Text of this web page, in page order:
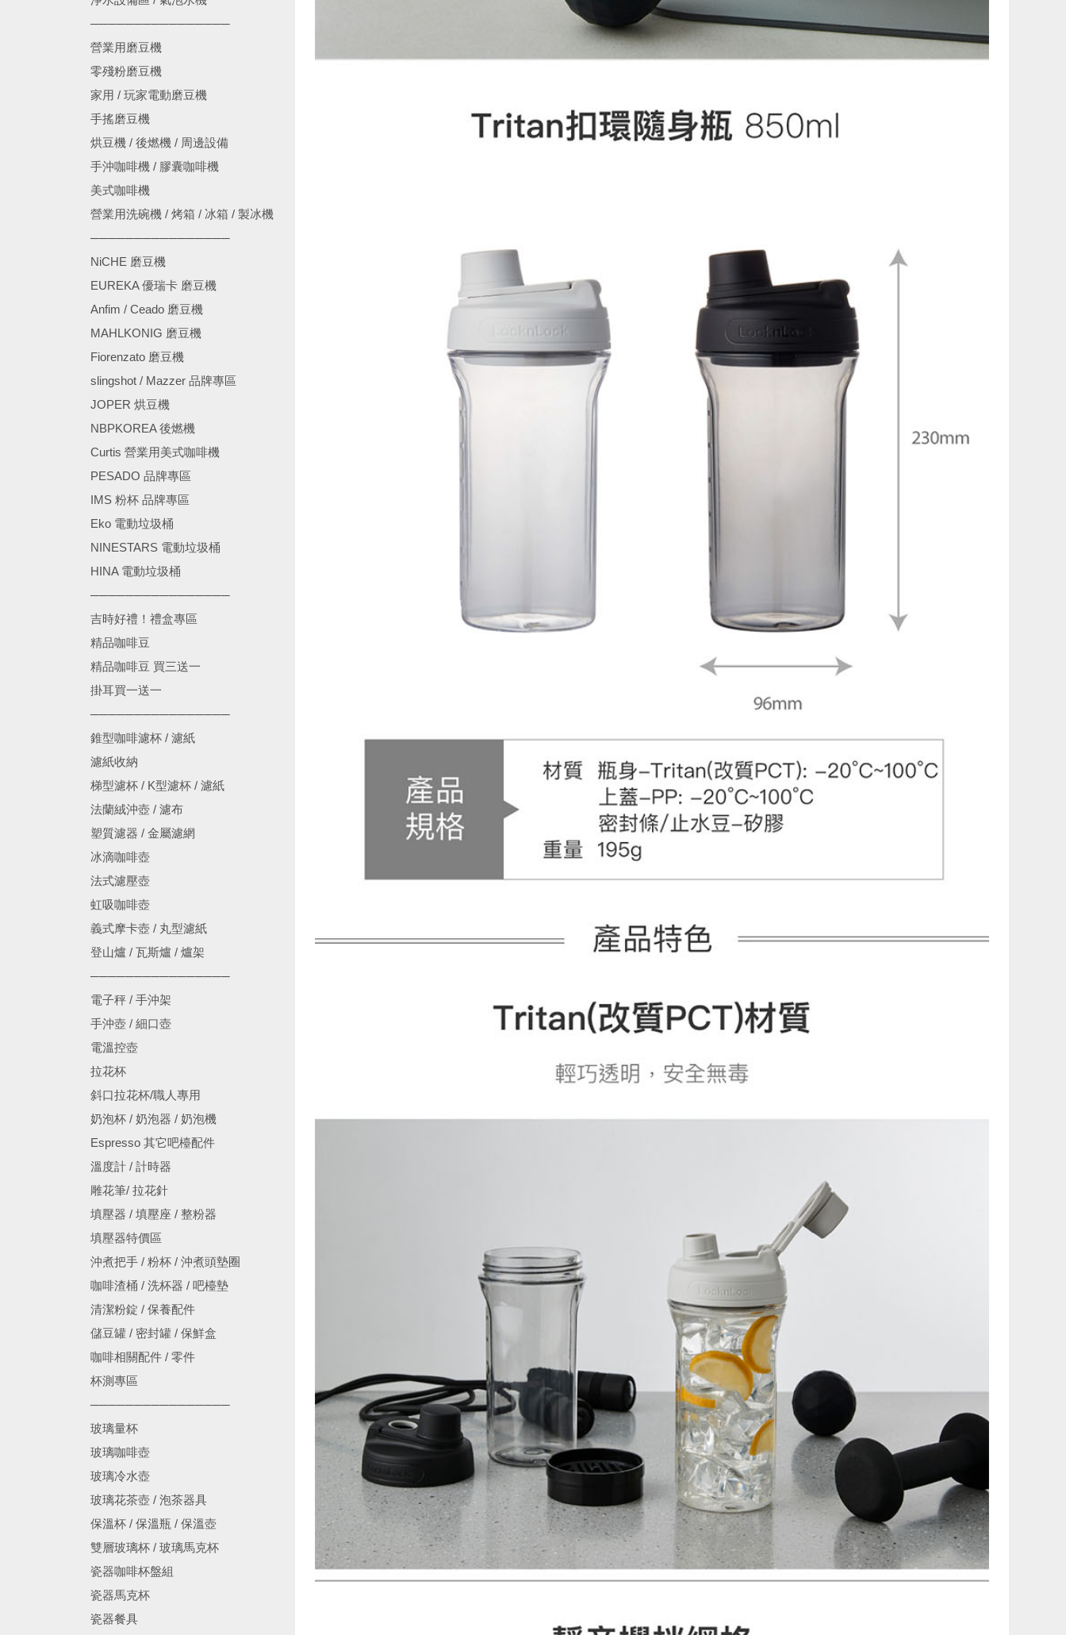
────────────────
營業用磨豆機
零殘粉磨豆機
家用 / 玩家電動磨豆機
手搖磨豆機
烘豆機 / 後燃機 / 周邊設備
手沖咖啡機 / 膠囊咖啡機
美式咖啡機
營業用洗碗機 / 烤箱 / 冰箱 / 製冰機
────────────────
NiCHE 磨豆機
EUREKA 優瑞卡 磨豆機
Anfim / Ceado 磨豆機
MAHLKONIG 磨豆機
Fiorenzato 磨豆機
slingshot / Mazzer 品牌專區
JOPER 烘豆機
NBPKOREA 後燃機
Curtis 營業用美式咖啡機
PESADO 品牌專區
IMS 粉杯 品牌專區
Eko 電動垃圾桶
NINESTARS 電動垃圾桶
HINA 電動垃圾桶
────────────────
吉時好禮！禮盒專區
精品咖啡豆
精品咖啡豆 買三送一
掛耳買一送一
────────────────
錐型咖啡濾杯 / 濾紙
濾紙收納
梯型濾杯 / K型濾杯 / 濾紙
法蘭絨沖壺 / 濾布
塑質濾器 / 金屬濾網
冰滴咖啡壺
法式濾壓壺
虹吸咖啡壺
義式摩卡壺 / 丸型濾紙
登山爐 / 瓦斯爐 / 爐架
────────────────
電子秤 / 手沖架
手沖壺 / 細口壺
電溫控壺
拉花杯
斜口拉花杯/職人專用
奶泡杯 / 奶泡器 / 奶泡機
Espresso 其它吧檯配件
溫度計 / 計時器
雕花筆/ 拉花針
填壓器 / 填壓座 / 整粉器
填壓器特價區
沖煮把手 / 粉杯 / 沖煮頭墊圈
咖啡渣桶 / 洗杯器 / 吧檯墊
清潔粉錠 / 保養配件
儲豆罐 / 密封罐 / 保鮮盒
咖啡相關配件 / 零件
杯測專區
────────────────
玻璃量杯
玻璃咖啡壺
玻璃冷水壺
玻璃花茶壺 / 泡茶器具
保溫杯 / 保溫瓶 / 保溫壺
雙層玻璃杯 / 玻璃馬克杯
瓷器咖啡杯盤組
瓷器馬克杯
瓷器餐具